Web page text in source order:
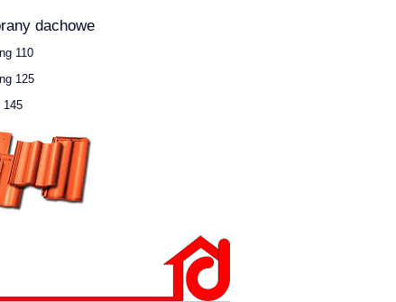
dachowe
110
125
145